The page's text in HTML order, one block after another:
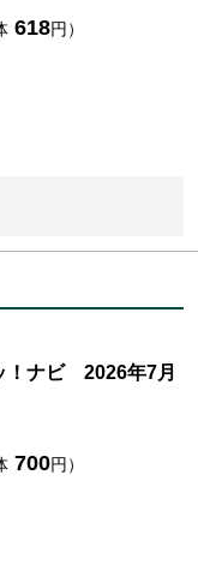
618円）
！ナビ 2026年7月
700円）